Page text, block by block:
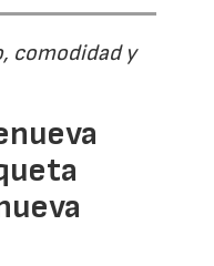
comodidad y